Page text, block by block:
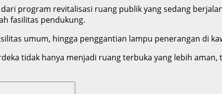
program revitalisasi ruang publik yang sedang
fasilitas pendukung.
umum, hingga penggantian lampu penerangan di
tidak hanya menjadi ruang terbuka yang lebih